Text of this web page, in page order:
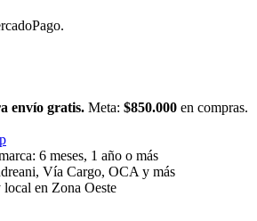
envío gratis. Meta: $850.000 en compras.
6 meses, 1 año o más
Vía Cargo, OCA y más
en Zona Oeste